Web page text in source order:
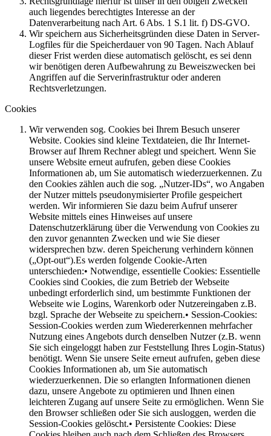
auch liegendes berechtigtes Interesse an der
Datenverarbeitung nach Art. 6 Abs. 1 S.1 lit. f) DS-GVO.
Wir speichern aus Sicherheitsgründen diese Daten in Server-
Logfiles für die Speicherdauer von 90 Tagen. Nach Ablauf
dieser Frist werden diese automatisch gelöscht, es sei denn
wir benötigen deren Aufbewahrung zu Beweiszwecken bei
Angriffen auf die Serverinfrastruktur oder anderen
Rechtsverletzungen.
Cookies
Wir verwenden sog. Cookies bei Ihrem Besuch unserer
Website. Cookies sind kleine Textdateien, die Ihr Internet-
Browser auf Ihrem Rechner ablegt und speichert. Wenn Sie
unsere Website erneut aufrufen, geben diese Cookies
Informationen ab, um Sie automatisch wiederzuerkennen. Zu
den Cookies zählen auch die sog. „Nutzer-IDs“, wo Angaben
der Nutzer mittels pseudonymisierter Profile gespeichert
werden. Wir informieren Sie dazu beim Aufruf unserer
Website mittels eines Hinweises auf unsere
Datenschutzerklärung über die Verwendung von Cookies zu
den zuvor genannten Zwecken und wie Sie dieser
widersprechen bzw. deren Speicherung verhindern können
(„Opt-out“).Es werden folgende Cookie-Arten
unterschieden:• Notwendige, essentielle Cookies: Essentielle
Cookies sind Cookies, die zum Betrieb der Webseite
unbedingt erforderlich sind, um bestimmte Funktionen der
Webseite wie Logins, Warenkorb oder Nutzereingaben z.B.
bzgl. Sprache der Webseite zu speichern.• Session-Cookies:
Session-Cookies werden zum Wiedererkennen mehrfacher
Nutzung eines Angebots durch denselben Nutzer (z.B. wenn
Sie sich eingeloggt haben zur Feststellung Ihres Login-Status)
benötigt. Wenn Sie unsere Seite erneut aufrufen, geben diese
Cookies Informationen ab, um Sie automatisch
wiederzuerkennen. Die so erlangten Informationen dienen
dazu, unsere Angebote zu optimieren und Ihnen einen
leichteren Zugang auf unsere Seite zu ermöglichen. Wenn Sie
den Browser schließen oder Sie sich ausloggen, werden die
Session-Cookies gelöscht.• Persistente Cookies: Diese